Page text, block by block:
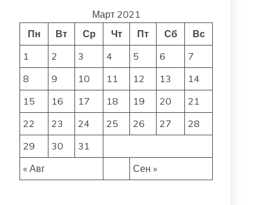
Март 2021
Пн
Вт Ср Чт Пт Сб Вс
« Авг Сен »
1 2 3 4 5 6
7
8
9 10 11 12 13
14
15
16 17 18 19 20
21
22
23 24 25 26 27
28
29
30 31